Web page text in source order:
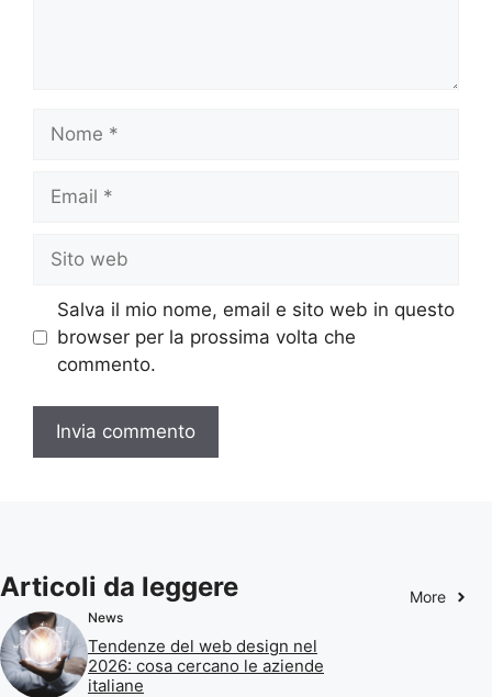
web
Salva il mio nome, email e sito web in questo
browser per la prossima volta che
commento.
Articoli da leggere More
News
Tendenze del web design nel
2026: cosa cercano le aziende
italiane